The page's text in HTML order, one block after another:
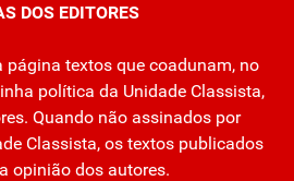
DOS EDITORES
textos que coadunam, no
política da Unidade Classista,
Quando não assinados por
Classista, os textos publicados
opinião dos autores.